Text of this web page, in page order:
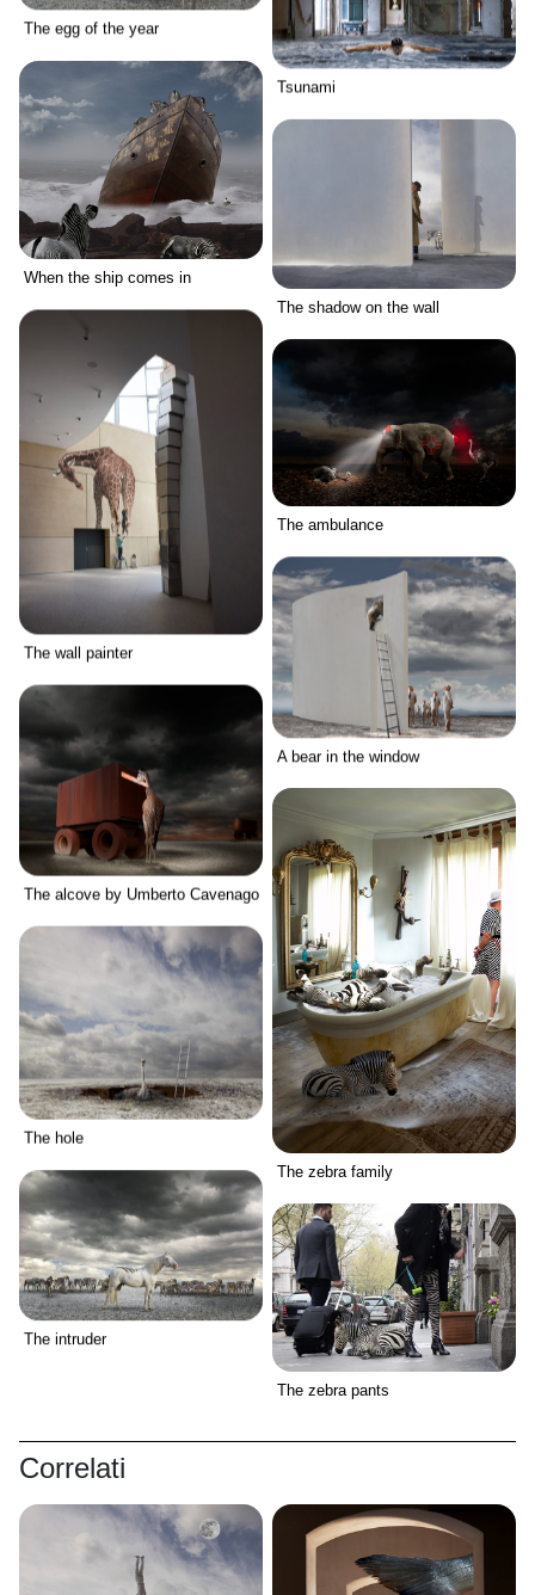
The egg of the year
Tsunami
When the ship comes in
The shadow on the wall
The wall painter
The ambulance
A bear in the window
The alcove by Umberto Cavenago
The zebra family
The hole
The intruder
The zebra pants
Correlati